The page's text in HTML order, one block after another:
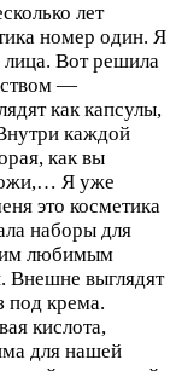
лет
номер один. Я
лица. Вот решила
—
как капсулы,
каждой
как вы
Я уже
это косметика
наборы для
любимым
Внешне выглядят
под крема.
кислота,
для нашей